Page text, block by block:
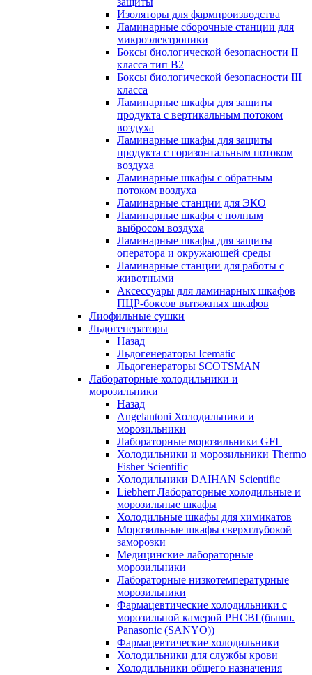
Изоляторы для фармпроизводства
Ламинарные сборочные станции для
микроэлектроники
Боксы биологической безопасности II
класса тип B2
Боксы биологической безопасности III
класса
Ламинарные шкафы для защиты
продукта с вертикальным потоком
воздуха
Ламинарные шкафы для защиты
продукта с горизонтальным потоком
воздуха
Ламинарные шкафы с обратным
потоком воздуха
Ламинарные станции для ЭКО
Ламинарные шкафы с полным
выбросом воздуха
Ламинарные шкафы для защиты
оператора и окружающей среды
Ламинарные станции для работы с
животными
Аксессуары для ламинарных шкафов
ПЦР-боксов вытяжных шкафов
Лиофильные сушки
Льдогенераторы
Назад
Льдогенераторы Icematic
Льдогенераторы SCOTSMAN
Лабораторные холодильники и
морозильники
Назад
Angelantoni Холодильники и
морозильники
Лабораторные морозильники GFL
Холодильники и морозильники Thermo
Fisher Scientific
Холодильники DAIHAN Scientific
Liebherr Лабораторные холодильные и
морозильные шкафы
Холодильные шкафы для химикатов
Морозильные шкафы сверхглубокой
заморозки
Медицинские лабораторные
морозильники
Лабораторные низкотемпературные
морозильники
Фармацевтические холодильники с
морозильной камерой PHCBI (бывш.
Panasonic (SANYO))
Фармацевтические холодильники
Холодильники для службы крови
Холодильники общего назначения